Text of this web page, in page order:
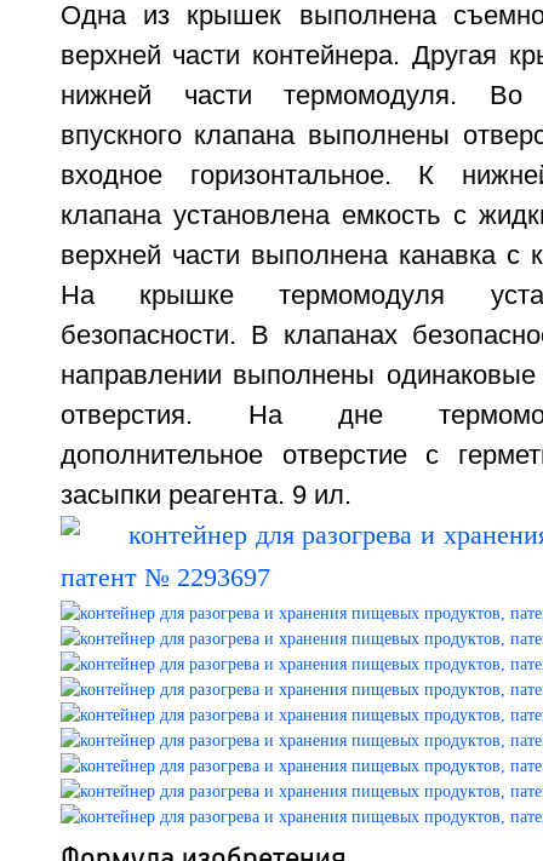
Одна из крышек выполнена
верхней части контейнера. Другая
нижней части термомодуля. Во
впускного клапана выполнены
входное горизонтальное. К
клапана установлена емкость с
верхней части выполнена канавка с
На крышке термомодуля
безопасности. В клапанах
направлении выполнены
отверстия. На дне
дополнительное отверстие с
засыпки реагента. 9 ил.